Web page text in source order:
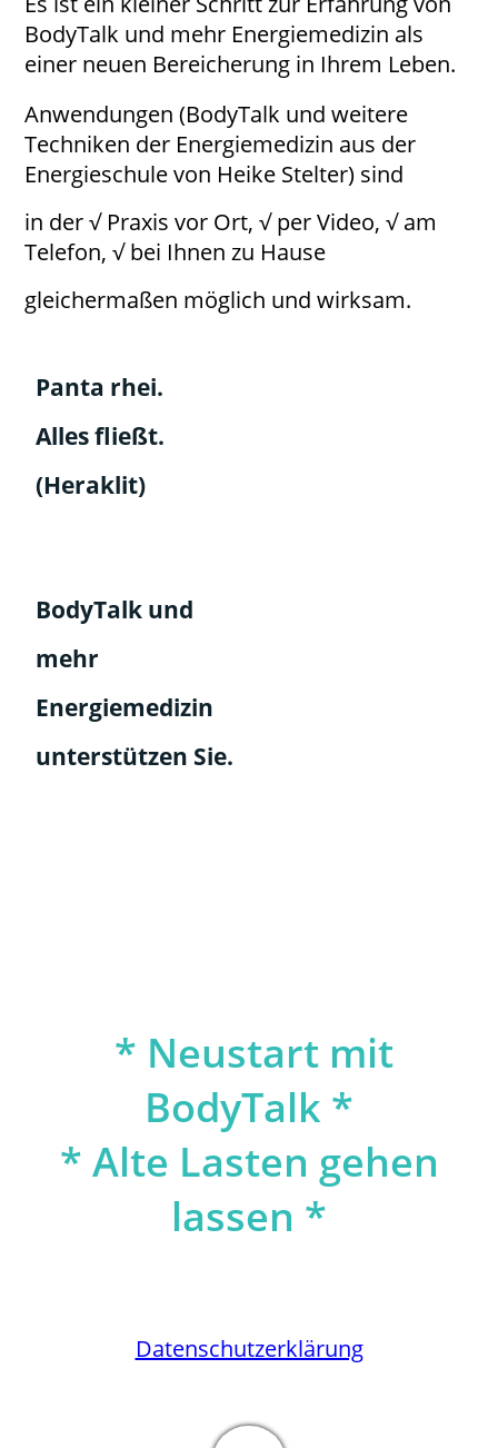
BodyTalk und mehr Energiemedizin als
einer neuen Bereicherung in Ihrem Leben.
Anwendungen (BodyTalk und weitere
Techniken der Energiemedizin aus der
Energieschule von Heike Stelter) sind
in der √ Praxis vor Ort, √ per Video, √ am
Telefon, √ bei Ihnen zu Hause
gleichermaßen möglich und wirksam.
Panta rhei.
Alles fließt.
(Heraklit)
BodyTalk und
mehr
Energiemedizin
unterstützen Sie.
* Neustart mit
BodyTalk *
* Alte Lasten gehen
lassen *
Datenschutz­erklärung